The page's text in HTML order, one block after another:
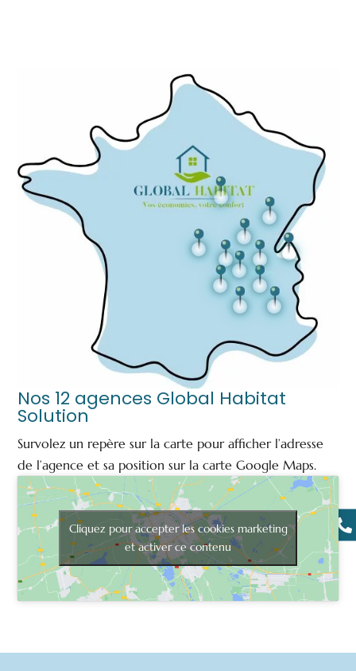
Nos 12 agences Global Habitat
Solution
Survolez un repère sur la carte pour afficher l’adresse
de l’agence et sa position sur la carte Google Maps.
Cliquez pour accepter les cookies marketing
et activer ce contenu
